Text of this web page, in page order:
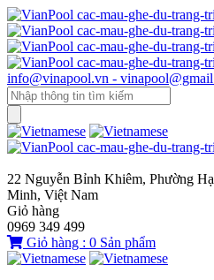
info@vinapool.vn -
22 Nguyễn Bỉnh Khiêm, Phường
Minh, Việt Nam
Giỏ hàng
0969 349 499
Giỏ hàng : 0 Sản phẩm